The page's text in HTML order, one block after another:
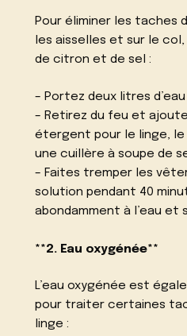
Pour éliminer les taches
les aisselles et sur le
de citron et de sel :
– Portez deux litres
– Retirez du feu et
étergent pour le linge,
une cuillère à soupe de
– Faites tremper les
solution pendant 40
abondamment à l’eau et
**2. Eau oxygénée**
L’eau oxygénée est
pour traiter certaines
linge :